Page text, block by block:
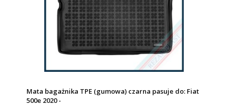
Mata bagażnika TPE (gumowa) czarna pasuje do: Fiat
500e 2020 -